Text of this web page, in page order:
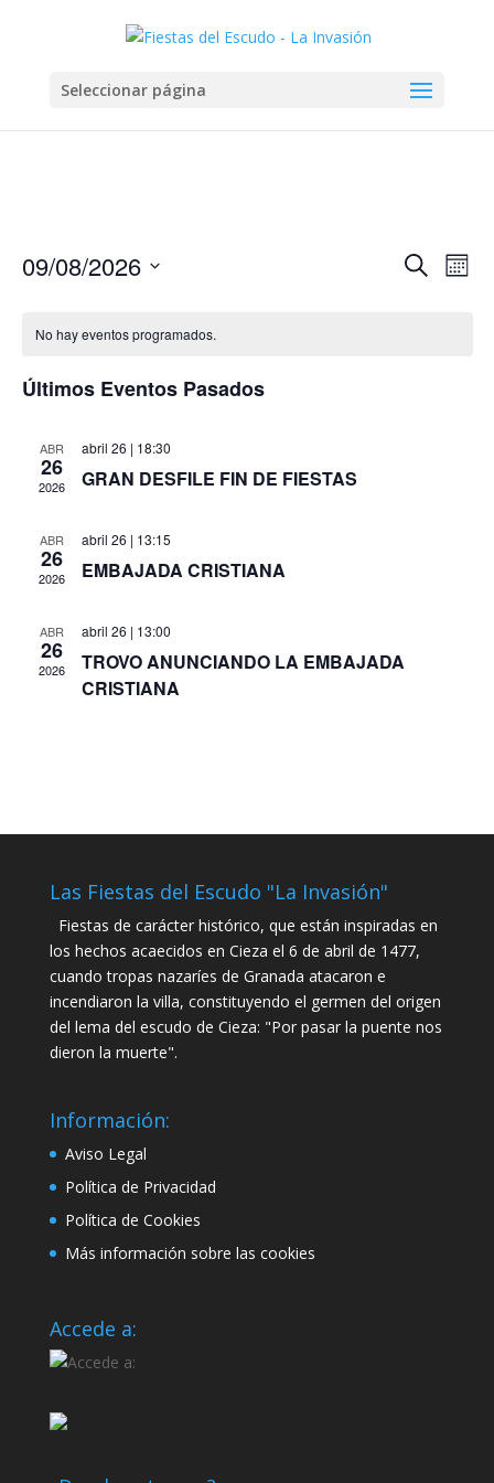
Seleccionar página
Buscar
de
Mes
09/08/2026
No hay eventos programados.
Últimos Eventos Pasados
ABR
26
2026
abril 26 | 18:30
GRAN DESFILE FIN DE FIESTAS
ABR
26
2026
abril 26 | 13:15
EMBAJADA CRISTIANA
ABR
26
2026
abril 26 | 13:00
TROVO ANUNCIANDO LA EMBAJADA
CRISTIANA
Las Fiestas del Escudo "La Invasión"
Fiestas de carácter histórico, que están inspiradas en
los hechos acaecidos en Cieza el 6 de abril de 1477,
cuando tropas nazaríes de Granada atacaron e
incendiaron la villa, constituyendo el germen del origen
del lema del escudo de Cieza: "Por pasar la puente nos
dieron la muerte".
Información:
Aviso Legal
Política de Privacidad
Política de Cookies
Más información sobre las cookies
Accede a: